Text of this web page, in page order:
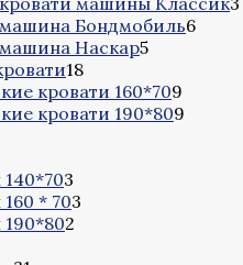
Бондмобиль66
Наскар55
1818
товаров
кровати 160*709
товаров
кровати 190*809
3
товара
* 703
2